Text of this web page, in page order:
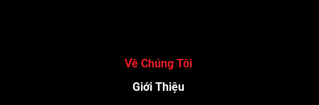
Về Chúng Tôi
Giới Thiệu